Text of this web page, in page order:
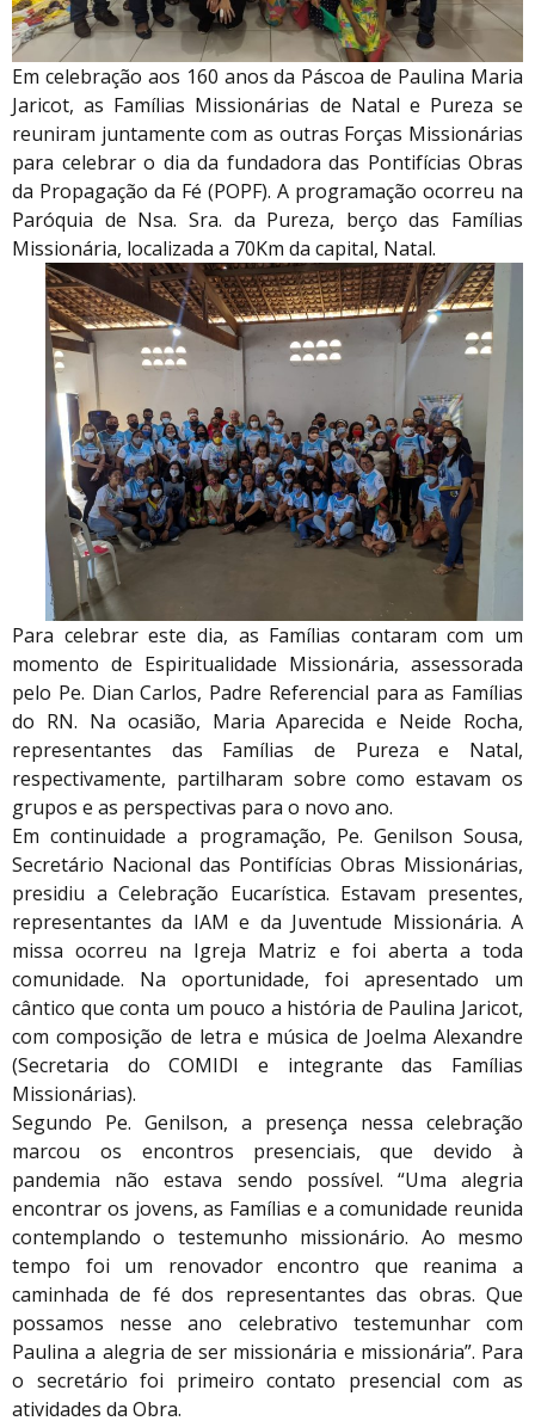
Em celebração aos 160 anos da Páscoa de Paulina Maria
Jaricot, as Famílias Missionárias de Natal e Pureza se
reuniram juntamente com as outras Forças Missionárias
para celebrar o dia da fundadora das Pontifícias Obras
da Propagação da Fé (POPF). A programação ocorreu na
Paróquia de Nsa. Sra. da Pureza, berço das Famílias
Missionária, localizada a 70Km da capital, Natal.
Para celebrar este dia, as Famílias contaram com um
momento de Espiritualidade Missionária, assessorada
pelo Pe. Dian Carlos, Padre Referencial para as Famílias
do RN. Na ocasião, Maria Aparecida e Neide Rocha,
representantes das Famílias de Pureza e Natal,
respectivamente, partilharam sobre como estavam os
grupos e as perspectivas para o novo ano.
Em continuidade a programação, Pe. Genilson Sousa,
Secretário Nacional das Pontifícias Obras Missionárias,
presidiu a Celebração Eucarística. Estavam presentes,
representantes da IAM e da Juventude Missionária. A
missa ocorreu na Igreja Matriz e foi aberta a toda
comunidade. Na oportunidade, foi apresentado um
cântico que conta um pouco a história de Paulina Jaricot,
com composição de letra e música de Joelma Alexandre
(Secretaria do COMIDI e integrante das Famílias
Missionárias).
Segundo Pe. Genilson, a presença nessa celebração
marcou os encontros presenciais, que devido à
pandemia não estava sendo possível. “Uma alegria
encontrar os jovens, as Famílias e a comunidade reunida
contemplando o testemunho missionário. Ao mesmo
tempo foi um renovador encontro que reanima a
caminhada de fé dos representantes das obras. Que
possamos nesse ano celebrativo testemunhar com
Paulina a alegria de ser missionária e missionária”. Para
o secretário foi primeiro contato presencial com as
atividades da Obra.